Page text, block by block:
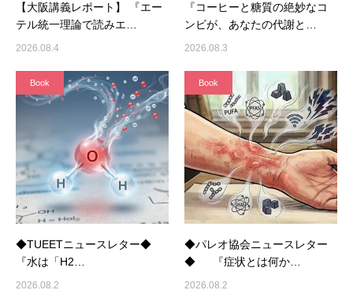
【大阪講義レポート】 『エー
テル統一理論で読みエ…
2026.08.4
『コーヒーと糖質の絶妙なコ
ンビが、あなたの代謝と…
2026.08.3
Book
◆TUEETニュースレター◆
『水は「H2…
2026.08.2
Book
◆パレオ協会ニュースレター
◆ 『症状とは何か…
2026.08.2